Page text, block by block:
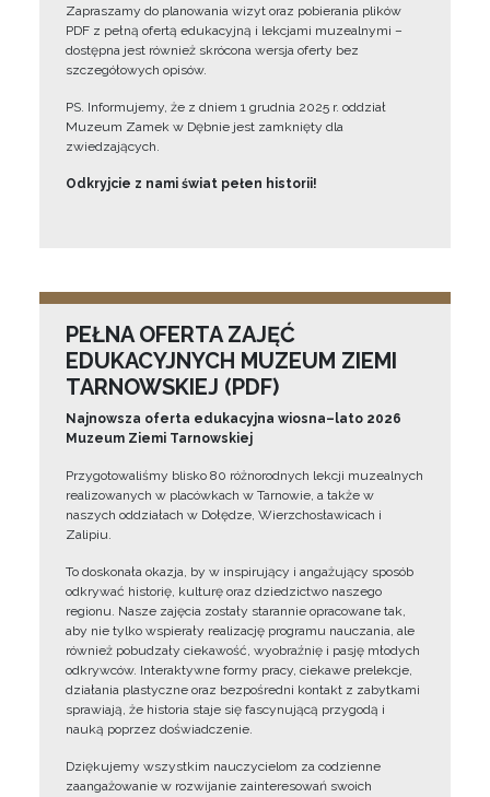
Zapraszamy do planowania wizyt oraz pobierania plików
PDF z pełną ofertą edukacyjną i lekcjami muzealnymi –
dostępna jest również skrócona wersja oferty bez
szczegółowych opisów.
PS. Informujemy, że z dniem 1 grudnia 2025 r. oddział
Muzeum Zamek w Dębnie jest zamknięty dla
zwiedzających.
Odkryjcie z nami świat pełen historii!
PEŁNA OFERTA ZAJĘĆ
EDUKACYJNYCH MUZEUM ZIEMI
TARNOWSKIEJ (PDF)
Najnowsza oferta edukacyjna wiosna–lato 2026
Muzeum Ziemi Tarnowskiej
Przygotowaliśmy blisko 80 różnorodnych lekcji muzealnych
realizowanych w placówkach w Tarnowie, a także w
naszych oddziałach w Dołędze, Wierzchosławicach i
Zalipiu.
To doskonała okazja, by w inspirujący i angażujący sposób
odkrywać historię, kulturę oraz dziedzictwo naszego
regionu. Nasze zajęcia zostały starannie opracowane tak,
aby nie tylko wspierały realizację programu nauczania, ale
również pobudzały ciekawość, wyobraźnię i pasję młodych
odkrywców. Interaktywne formy pracy, ciekawe prelekcje,
działania plastyczne oraz bezpośredni kontakt z zabytkami
sprawiają, że historia staje się fascynującą przygodą i
nauką poprzez doświadczenie.
Dziękujemy wszystkim nauczycielom za codzienne
zaangażowanie w rozwijanie zainteresowań swoich